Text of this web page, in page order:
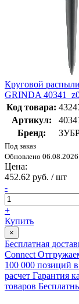
Круговой
GRINDA
Код товара:
Артикул:
Бренд:
Под заказ
Обновлено 06.08.2026
Цена:
452.62 руб. / шт
-
+
Купить
×
Бесплатная
Connect
100 000 позиций
расчет Гарантия
товаров